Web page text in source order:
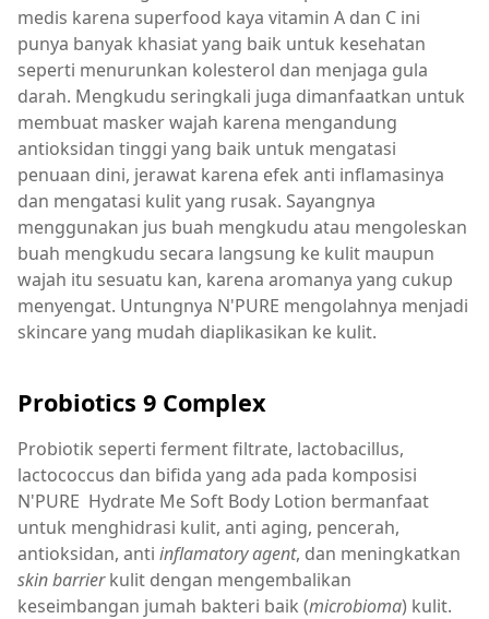
medis karena superfood kaya vitamin A dan C ini
punya banyak khasiat yang baik untuk kesehatan
seperti menurunkan kolesterol dan menjaga gula
darah. Mengkudu seringkali juga dimanfaatkan untuk
membuat masker wajah karena mengandung
antioksidan tinggi yang baik untuk mengatasi
penuaan dini, jerawat karena efek anti inflamasinya
dan mengatasi kulit yang rusak. Sayangnya
menggunakan jus buah mengkudu atau mengoleskan
buah mengkudu secara langsung ke kulit maupun
wajah itu sesuatu kan, karena aromanya yang cukup
menyengat. Untungnya N'PURE mengolahnya menjadi
skincare yang mudah diaplikasikan ke kulit.
Probiotics 9 Complex
Probiotik seperti ferment filtrate, lactobacillus,
lactococcus dan bifida yang ada pada komposisi
N'PURE Hydrate Me Soft Body Lotion bermanfaat
untuk menghidrasi kulit, anti aging, pencerah,
antioksidan, anti inflamatory agent, dan meningkatkan
skin barrierkulit dengan mengembalikan
keseimbangan jumah bakteri baik (microbioma) kulit.